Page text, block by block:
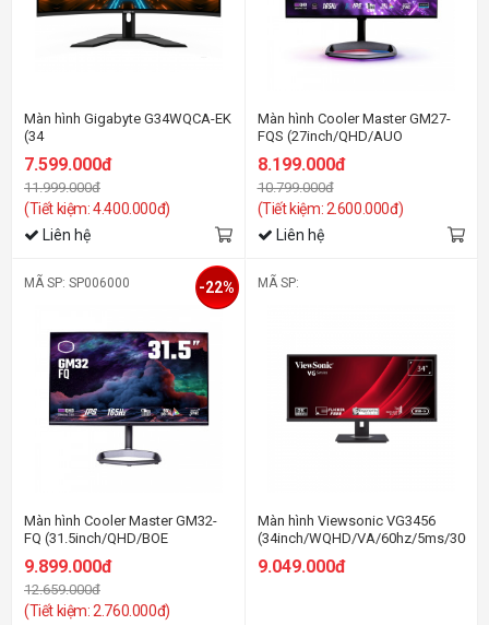
Màn hình Gigabyte G34WQCA-EK
(34
inch/WQHD/VA/144Hz/1ms/350nits/HDMI+DP/Loa/Cong)
7.599.000đ
11.999.000đ
(Tiết kiệm: 4.400.000đ)
Liên hệ
Màn hình Cooler Master GM27-
FQS (27inch/QHD/AUO
AHVA/165Hz/1ms/300nits/
8.199.000đ
10.799.000đ
(Tiết kiệm: 2.600.000đ)
Liên hệ
MÃ SP: SP006000
Màn hình Cooler Master GM32-
FQ (31.5inch/QHD/BOE
9.899.000đ
12.659.000đ
(Tiết kiệm: 2.760.000đ)
-22% MÃ SP:
Màn hình Viewsonic VG3456
(34inch/WQHD/VA/60hz/5ms/
9.049.000đ